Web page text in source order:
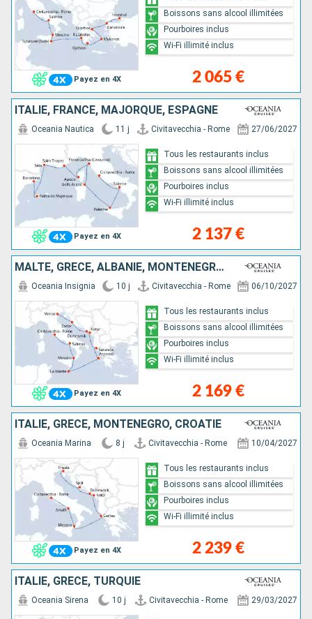
Payez en 4X 2 065 €
Boissons sans alcool illimitées
Pourboires inclus
Wi-Fi illimité inclus
ITALIE, FRANCE, MAJORQUE, ESPAGNE
Payez en 4X
Oceania Nautica 11 j Civitavecchia - Rome 27/06/2027
2 137 €
Tous les restaurants inclus
Boissons sans alcool illimitées
Pourboires inclus
Wi-Fi illimité inclus
MALTE, GRÈCE, ALBANIE, MONTÉNÉGRO, CROATIE, ITALIE
Payez en 4X
Oceania Insignia 10 j Civitavecchia - Rome 06/10/2027
2 169 €
Tous les restaurants inclus
Boissons sans alcool illimitées
Pourboires inclus
Wi-Fi illimité inclus
ITALIE, GRÈCE, MONTÉNÉGRO, CROATIE
Payez en 4X
Oceania Marina 8 j Civitavecchia - Rome 10/04/2027
2 239 €
Tous les restaurants inclus
Boissons sans alcool illimitées
Pourboires inclus
Wi-Fi illimité inclus
ITALIE, GRÈCE, TURQUIE
Oceania Sirena 10 j Civitavecchia - Rome 29/03/2027